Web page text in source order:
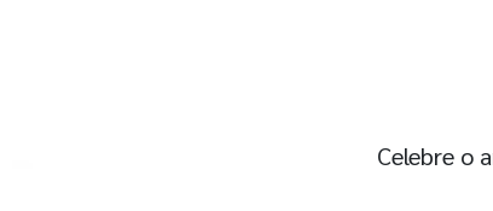
Celebre o